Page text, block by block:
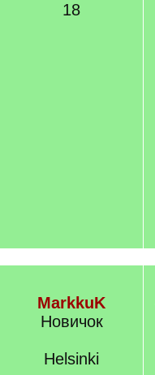
18
MarkkuK
Новичок
Helsinki